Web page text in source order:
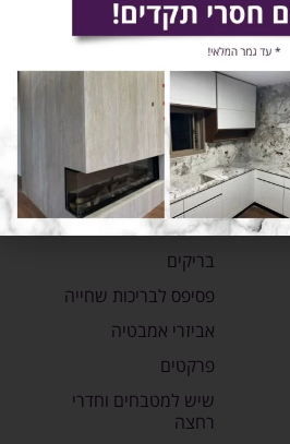
- 8:00-19:00
לעסק שלי >
בריקים
פסיפס לבריכות שחייה
אביזרי אמבטיה
פרקטים
שיש למטבחים וחדרי
רחצה